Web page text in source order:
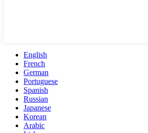
English
French
German
Portuguese
Spanish
Russian
Japanese
Korean
Arabic